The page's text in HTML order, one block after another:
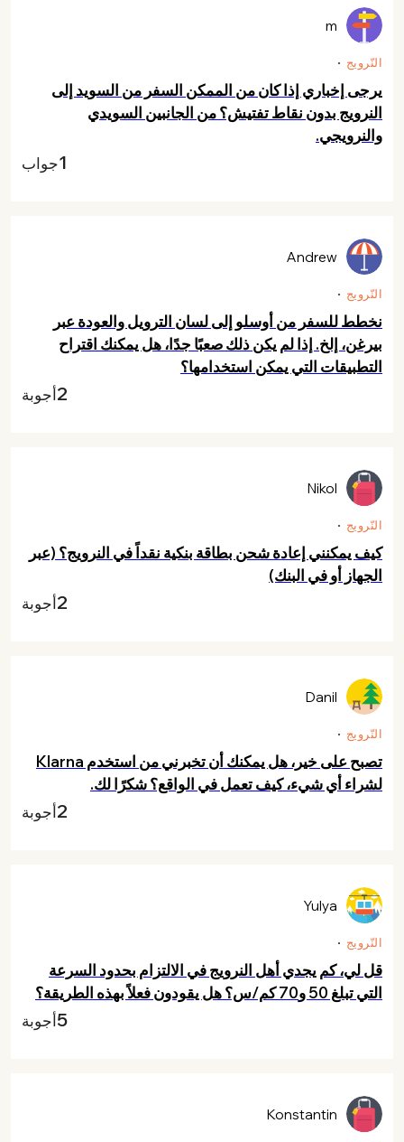
النّرويج
يرجى إخباري إذا كان من الممكن السفر من السويد إلى
النرويج بدون نقاط تفتيش؟ من الجانبين السويدي
والنرويجي.
m
1جواب
النّرويج
نخطط للسفر من أوسلو إلى لسان الترويل والعودة عبر
بيرغن، إلخ. إذا لم يكن ذلك صعبًا جدًا، هل يمكنك اقتراح
التطبيقات التي يمكن استخدامها؟
Andrew
2أجوبة
النّرويج
كيف يمكنني إعادة شحن بطاقة بنكية نقداً في النرويج؟ (عبر
الجهاز أو في البنك)
Nikol
2أجوبة
النّرويج
تصبح على خير، هل يمكنك أن تخبرني من استخدم Klarna
لشراء أي شيء، كيف تعمل في الواقع؟ شكرًا لك.
Danil
2أجوبة
النّرويج
قل لي، كم يجدي أهل النرويج في الالتزام بحدود السرعة
التي تبلغ 50 و70 كم/س؟ هل يقودون فعلاً بهذه الطريقة؟
Yulya
5أجوبة
Konstantin